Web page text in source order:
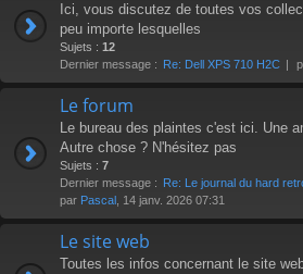
Ici, vous discutez de toutes vos
peu importe lesquelles
Sujets : 12
Dernier message : Re: Dell XPS 710 H2C
Le forum
Le bureau des plaintes c'est ici. Une
Autre chose ? N'hésitez pas
Sujets : 7
Dernier message : Re: Le journal du hard
par Pascal , 14 janv. 2026 07:31
Le site web
Toutes les infos concernant le site